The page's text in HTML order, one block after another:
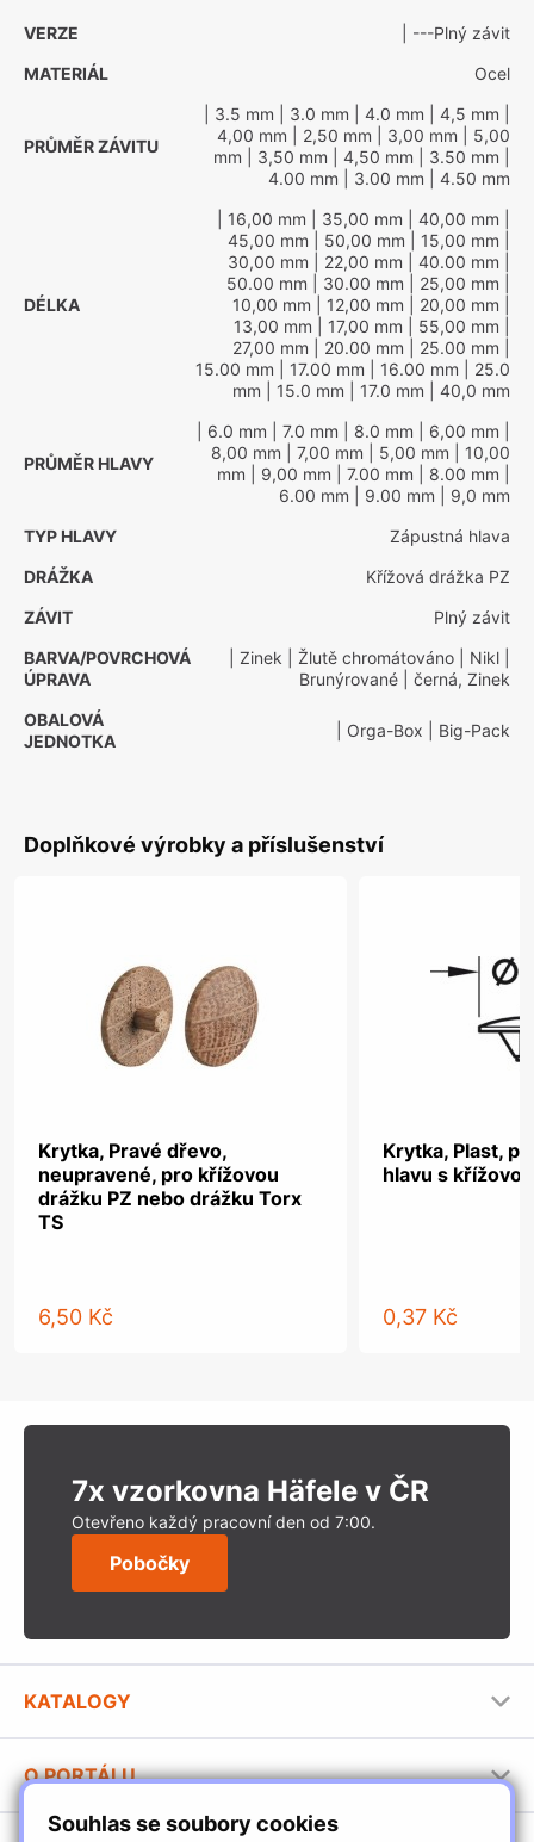
Souhlas se soubory cookies
VERZE
| ---Plný závit
MATERIÁL
Ocel
PRŮMĚR ZÁVITU
| 3.5 mm | 3.0 mm | 4.0 mm | 4,5 mm
4,00 mm | 2,50 mm | 3,00 mm | 5,00
mm | 3,50 mm | 4,50 mm | 3.50 mm
4.00 mm | 3.00 mm | 4.50 mm
DÉLKA
| 16,00 mm | 35,00 mm | 40,00 mm
45,00 mm | 50,00 mm | 15,00 mm
30,00 mm | 22,00 mm | 40.00 mm
50.00 mm | 30.00 mm | 25,00 mm
10,00 mm | 12,00 mm | 20,00 mm
13,00 mm | 17,00 mm | 55,00 mm
27,00 mm | 20.00 mm | 25.00 mm
15.00 mm | 17.00 mm | 16.00 mm | 25.0
mm | 15.0 mm | 17.0 mm | 40,0 mm
PRŮMĚR HLAVY
| 6.0 mm | 7.0 mm | 8.0 mm | 6,00 mm
8,00 mm | 7,00 mm | 5,00 mm | 10,00
mm | 9,00 mm | 7.00 mm | 8.00 mm
6.00 mm | 9.00 mm | 9,0 mm
TYP HLAVY
Zápustná hlava
DRÁŽKA
Křížová drážka PZ
ZÁVIT
Plný závit
BARVA/POVRCHOVÁ
ÚPRAVA
| Zinek | Žlutě chromátováno | Nikl
Brunýrované | černá, Zinek
OBALOVÁ
JEDNOTKA
| Orga-Box | Big-Pack
Doplňkové výrobky a příslušenství
Krytka, Pravé dřevo,
neupravené, pro křížovou
drážku PZ nebo drážku Torx
TS
6,50 Kč
Krytka, Plast,
hlavu s
0,37 Kč
7x vzorkovna Häfele v ČR
Otevřeno každý pracovní den od 7:00.
Pobočky
KATALOGY
Stavební katalog Häfele
Brožury Häfele
O PORTÁLU
Provozovatel portálu